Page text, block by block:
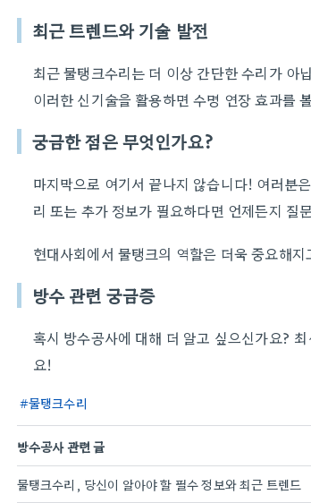
최근 트렌드와 기술 발전
최근 물탱크수리는 더 이상 간단한 수리가
이러한 신기술을 활용하면 수명 연장 효과를
궁금한 점은 무엇인가요?
마지막으로 여기서 끝나지 않습니다! 여러분
리 또는 추가 정보가 필요하다면 언제든지 질
현대사회에서 물탱크의 역할은 더욱 중요해
방수 관련 궁금증
혹시 방수공사에 대해 더 알고 싶으신가요?
요!
물탱크수리
방수공사 관련 글
물탱크수리, 당신이 알아야 할 필수 정보와 최근 트렌드